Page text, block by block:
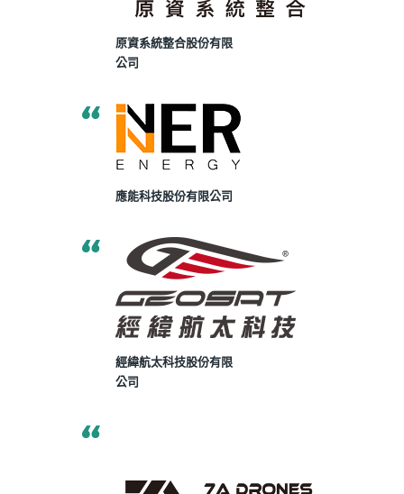
原資系統整合股份有限
公司
應能科技股份有限公司
經緯航太科技股份有限
公司